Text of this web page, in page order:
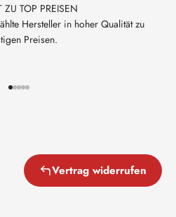
ZU TOP PREISEN
Hersteller in hoher Qualität zu
Preisen.
Gehe zu Element 1
Gehe zu Element 2
Gehe zu Element 3
Gehe zu Element 4
Gehe zu Element 5
Vertrag widerrufen